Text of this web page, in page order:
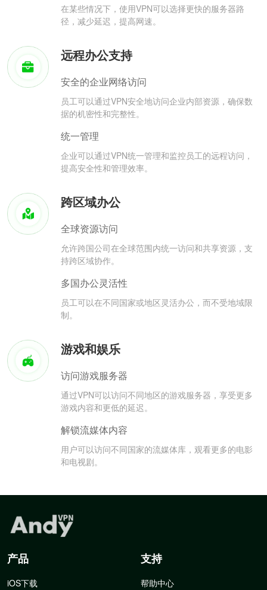
在某些情况下，使用VPN可以选择更快的服务器路
径，减少延迟，提高网速。
远程办公支持
安全的企业网络访问
员工可以通过VPN安全地访问企业内部资源，确保数
据的机密性和完整性。
统一管理
企业可以通过VPN统一管理和监控员工的远程访问，
提高安全性和管理效率。
跨区域办公
全球资源访问
允许跨国公司在全球范围内统一访问和共享资源，支
持跨区域协作。
多国办公灵活性
员工可以在不同国家或地区灵活办公，而不受地域限
制。
游戏和娱乐
访问游戏服务器
通过VPN可以访问不同地区的游戏服务器，享受更多
游戏内容和更低的延迟。
解锁流媒体内容
用户可以访问不同国家的流媒体库，观看更多的电影
和电视剧。
产品
iOS下载
支持
帮助中心